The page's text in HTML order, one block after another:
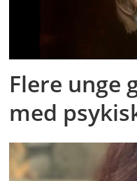
Flere unge
med